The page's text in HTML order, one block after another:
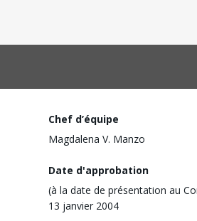
Chef d’équipe
Magdalena V. Manzo
Date d'approbation
(à la date de présentation au
13 janvier 2004